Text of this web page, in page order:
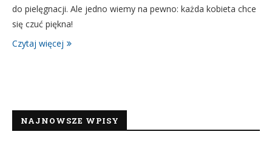
do pielęgnacji. Ale jedno wiemy na pewno: każda kobieta chce
się czuć piękna!
Czytaj więcej
NAJNOWSZE WPISY